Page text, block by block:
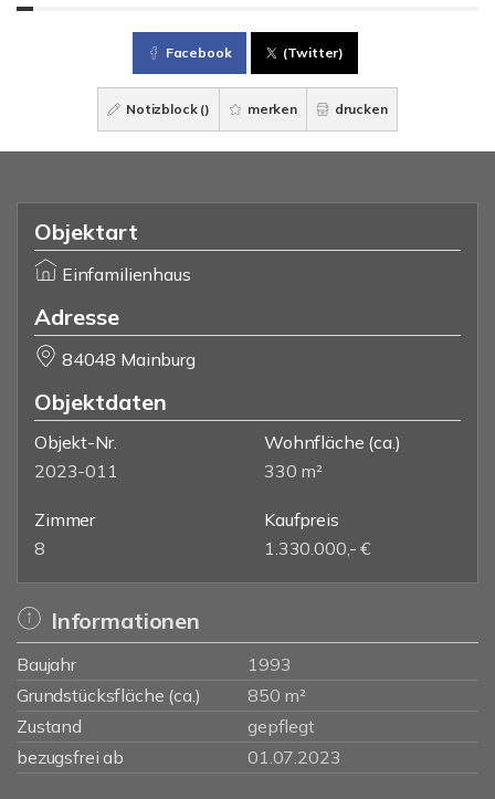
Facebook (Twitter)
Notizblock () merken drucken
Objektart
Einfamilienhaus
Adresse
84048 Mainburg
Objektdaten
Objekt-Nr.
2023-011
Wohnfläche (ca.)
330 m²
Zimmer
8
Kaufpreis
1.330.000,- €
Informationen
Baujahr
1993
Grundstücksfläche (ca.)
850 m²
Zustand
gepflegt
bezugsfrei ab
01.07.2023